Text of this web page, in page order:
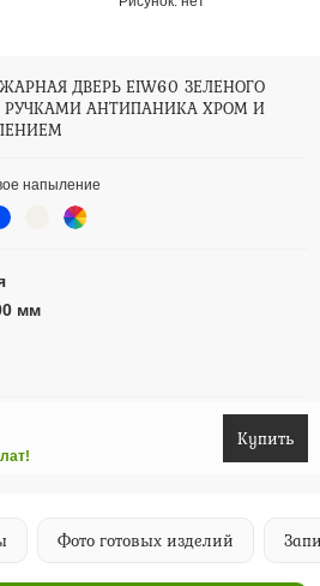
ДВЕРЬ EIW60 ЗЕЛЕНОГО
РУЧКАМИ АНТИПАНИКА ХРОМ И
напыление
мм
Купить
Фото готовых изделий